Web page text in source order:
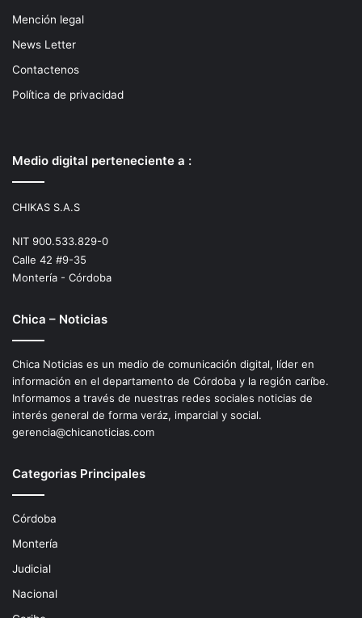
Mención legal
News Letter
Contactenos
Política de privacidad
Medio digital perteneciente a :
CHIKAS S.A.S
NIT 900.533.829-0
Calle 42 #9-35
Montería - Córdoba
Chica – Noticias
Chica Noticias es un medio de comunicación digital, líder en
información en el departamento de Córdoba y la región caríbe.
Informamos a través de nuestras redes sociales noticias de
interés general de forma veráz, imparcial y social.
gerencia@chicanoticias.com
Categorias Principales
Córdoba
Montería
Judicial
Nacional